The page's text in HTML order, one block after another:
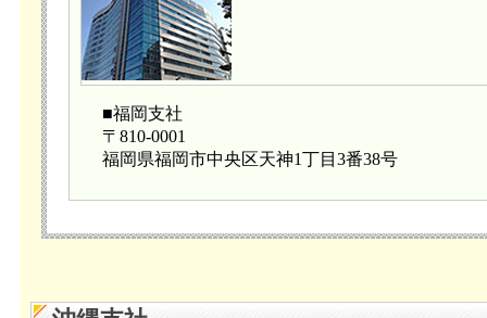
■福岡支社
〒810-0001
福岡県福岡市中央区天神1丁目3番38号